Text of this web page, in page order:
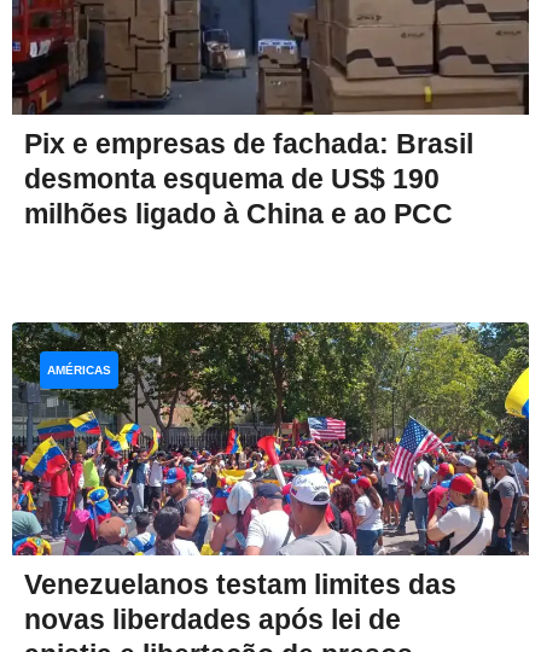
Pix e empresas de fachada: Brasil
desmonta esquema de US$ 190
milhões ligado à China e ao PCC
Venezuelanos testam limites das
novas liberdades após lei de
AMÉRICAS